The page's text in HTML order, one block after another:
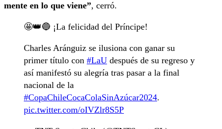
mente en lo que viene”, cerró.
🤩👑🔵 ¡La felicidad del Príncipe!
Charles Aránguiz se ilusiona con ganar su
primer título con #LaU después de su regreso y
así manifestó su alegría tras pasar a la final
nacional de la
#CopaChileCocaColaSinAzúcar2024.
pic.twitter.com/oIVZlr8S5P